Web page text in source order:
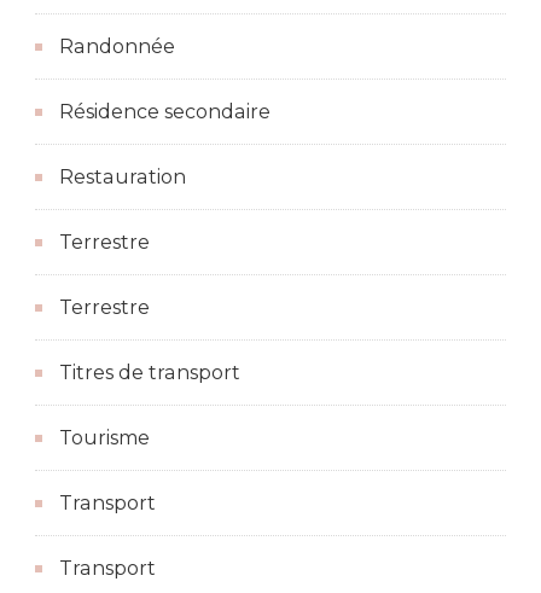
Randonnée
Résidence secondaire
Restauration
Terrestre
Terrestre
Titres de transport
Tourisme
Transport
Transport